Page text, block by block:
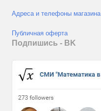
Адреса и телефоны магазина
Публичная оферта
Подпишись - ВK